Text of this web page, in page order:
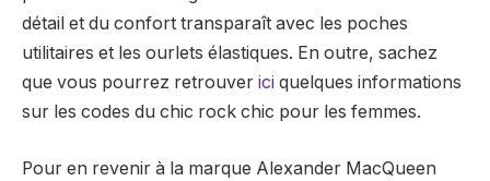
détail et du confort transparaît avec les poches
utilitaires et les ourlets élastiques. En outre, sachez
que vous pourrez retrouver ici quelques informations
sur les codes du chic rock chic pour les femmes.
Pour en revenir à la marque Alexander MacQueen